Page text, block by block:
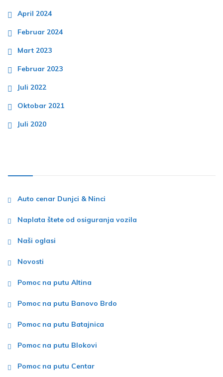
April 2024
Februar 2024
Mart 2023
Februar 2023
Juli 2022
Oktobar 2021
Juli 2020
Auto cenar Dunjci & Ninci
Naplata štete od osiguranja vozila
Naši oglasi
Novosti
Pomoc na putu Altina
Pomoc na putu Banovo Brdo
Pomoc na putu Batajnica
Pomoc na putu Blokovi
Pomoc na putu Centar